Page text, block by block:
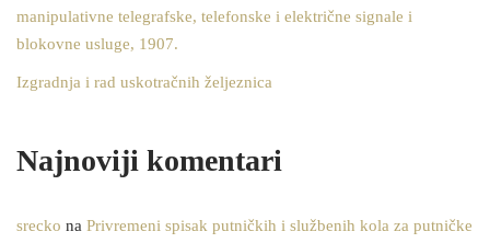
manipulativne telegrafske, telefonske i električne signale i
blokovne usluge, 1907.
Izgradnja i rad uskotračnih željeznica
Najnoviji komentari
srecko na Privremeni spisak putničkih i službenih kola za putničke